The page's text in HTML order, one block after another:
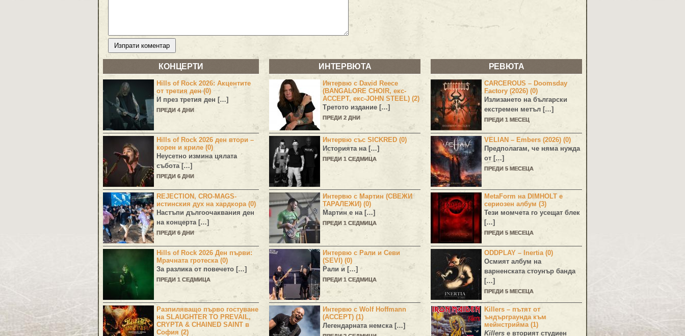
КОНЦЕРТИ
Hills of Rock 2026: Акцентите
от третия ден (0)
И през третия ден […]
ПРЕДИ 4 ДНИ
Hills of Rock 2026 ден втори –
корен и криле (0)
Неусетно измина цялата
събота […]
ПРЕДИ 6 ДНИ
REJECTION, CRO-MAGS-
истинския дух на хардкора (0)
Настъпи дългоочаквания ден
на концерта […]
ПРЕДИ 6 ДНИ
Hills of Rock 2026 Ден първи:
Мрачната гротеска (0)
За разлика от повечето […]
ПРЕДИ 1 СЕДМИЦА
Разпиляващо първо гостуване
на SLAUGHTER TO PREVAIL,
CRYPTA & CHAINED SAINT в
София (2)
ИНТЕРВЮТА
Интервю с David Reece
(BANGALORE CHOIR, екс-
ACCEPT, екс-JOHN STEEL) (2)
Третото издание […]
ПРЕДИ 2 ДНИ
Интервю със SICKRED (0)
Историята на […]
ПРЕДИ 1 СЕДМИЦА
Интервю с Мартин (СВЕЖИ
ТАРАЛЕЖИ) (0)
Мартин е на […]
ПРЕДИ 1 СЕДМИЦА
Интервю с Рали и Севи
(SEVI) (0)
Рали и […]
ПРЕДИ 1 СЕДМИЦА
Интервю с Wolf Hoffmann
(ACCEPT) (1)
Легендарната немска […]
РЕВЮТА
CARCEROUS – Doomsday
Factory (2026) (0)
Излизането на български
екстремен метъл […]
ПРЕДИ 1 МЕСЕЦ
VELIAN – Embers (2026) (0)
Предполагам, че няма нужда
от […]
ПРЕДИ 5 МЕСЕЦА
MetaForm на DIMHOLT е
сериозен албум (3)
Тези момчета го усещат блек
[…]
ПРЕДИ 5 МЕСЕЦА
ODDPLAY – Inertia (0)
Осмият албум на
варненската стоунър банда
[…]
ПРЕДИ 5 МЕСЕЦА
Killers – пътят от
ъндърграунда към
мейнстрийма (1)
Killers е вторият студиен